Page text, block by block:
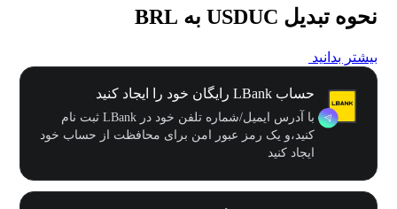
نحوه تبدیل USDUC به BRL
بیشتر بدانید
حساب LBank رایگان خود را ایجاد کنید
با آدرس ایمیل/شماره تلفن خود در LBank ثبت نام
کنید،و یک رمز عبور امن برای محافظت از حساب خود
ایجاد کنید